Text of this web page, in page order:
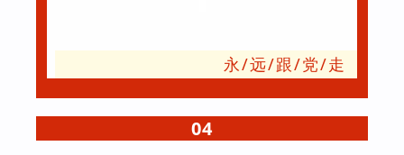
永/远/跟/党/走
04